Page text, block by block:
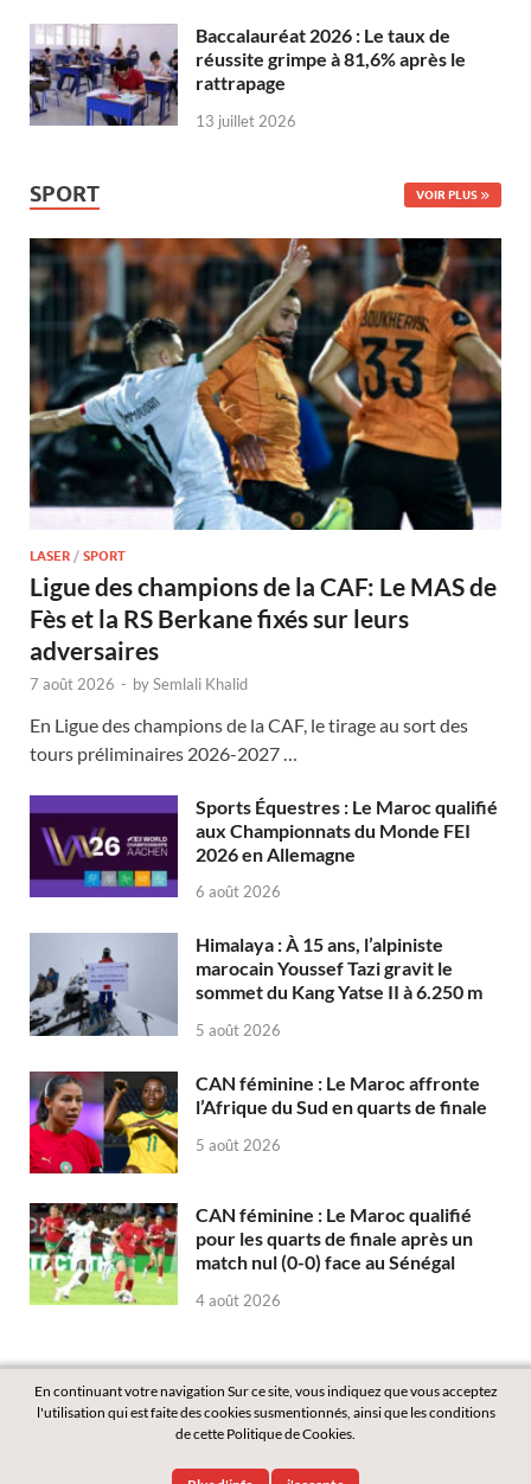
Baccalauréat 2026 : Le taux de
réussite grimpe à 81,6% après le
rattrapage
13 juillet 2026
SPORT VOIR PLUS
LASER / SPORT
Ligue des champions de la CAF: Le MAS de
Fès et la RS Berkane fixés sur leurs
adversaires
7 août 2026 - bySemlali Khalid
En Ligue des champions de la CAF, le tirage au sort des
tours préliminaires 2026-2027 …
Sports Équestres : Le Maroc qualifié
aux Championnats du Monde FEI
2026 en Allemagne
6 août 2026
Himalaya : À 15 ans, l’alpiniste
marocain Youssef Tazi gravit le
sommet du Kang Yatse II à 6.250 m
5 août 2026
CAN féminine : Le Maroc affronte
l’Afrique du Sud en quarts de finale
5 août 2026
CAN féminine : Le Maroc qualifié
pour les quarts de finale après un
match nul (0-0) face au Sénégal
4 août 2026
En continuant votre navigation Sur ce site, vous indiquez que vous acceptez
l'utilisation qui est faite des cookies susmentionnés, ainsi que les conditions
de cette Politique de Cookies.